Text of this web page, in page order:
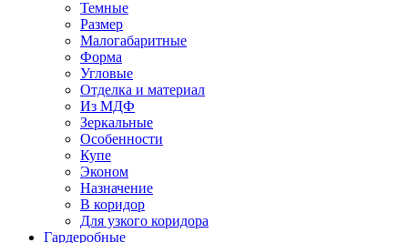
Темные
Размер
Малогабаритные
Форма
Угловые
Отделка и материал
Из МДФ
Зеркальные
Особенности
Купе
Эконом
Назначение
В коридор
Для узкого коридора
Гардеробные